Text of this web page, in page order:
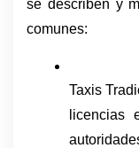
se describen y
comunes:
Taxis
licencias